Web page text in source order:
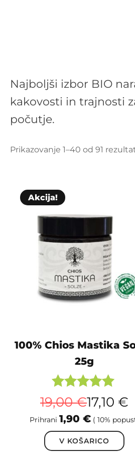
Najboljši izbor BIO
kakovosti in trajnosti
počutje.
Prikazovanje 1–40 od 91
Akcija!
100% Chios Mastika
25g
Ocenjeno
5.00
od 5
19,00€17,10 €
Prihrani 1,90 €( 10%
V KOŠARICO